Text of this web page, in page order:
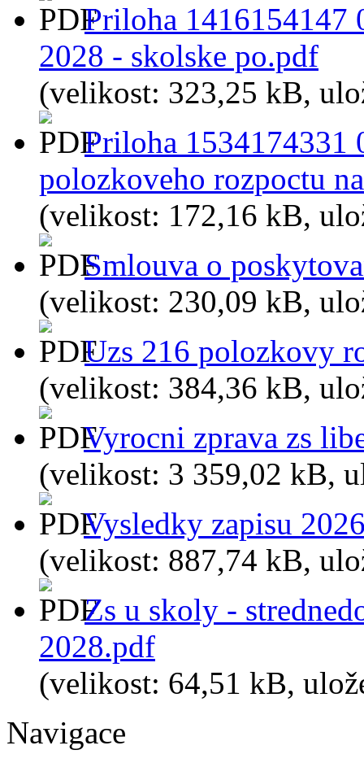
Priloha 1416154147
2028 - skolske po.pdf
(velikost: 323,25 kB,
Priloha 1534174331
polozkoveho rozpoctu
(velikost: 172,16 kB,
Smlouva o
(velikost: 230,09 kB,
Uzs 216 polozkovy
(velikost: 384,36 kB,
Vyrocni zprava zs
(velikost: 3 359,02 kB,
Vysledky zapisu
(velikost: 887,74 kB,
Zs u skoly -
2028.pdf
(velikost: 64,51 kB,
Navigace